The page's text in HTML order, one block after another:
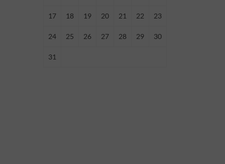
17 18 19 20 21 22 23
24 25 26 27 28 29 30
31